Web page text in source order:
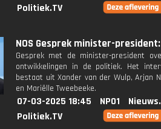
Politiek.TV
NOS Gesprek minister-
Gesprek met de minister-president
ontwikkelingen in de politiek. Het
bestaat uit Xander van der Wulp, Arjan
en Mariëlle Tweebeeke.
07-03-2025 18:45 NPO1
Politiek.TV